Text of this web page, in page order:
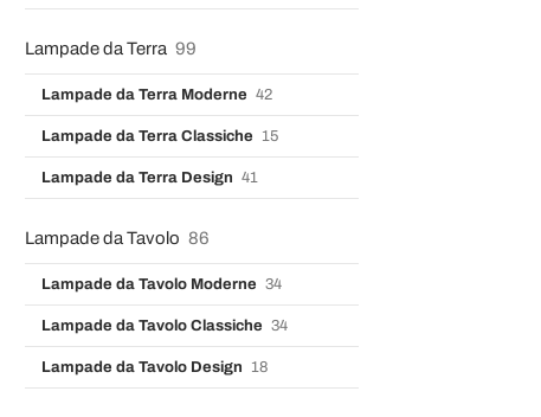
Lampade da Terra 99
Lampade da Terra Moderne 42
Lampade da Terra Classiche 15
Lampade da Terra Design 41
Lampade da Tavolo 86
Lampade da Tavolo Moderne 34
Lampade da Tavolo Classiche 34
Lampade da Tavolo Design 18